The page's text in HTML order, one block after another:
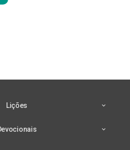
Lições